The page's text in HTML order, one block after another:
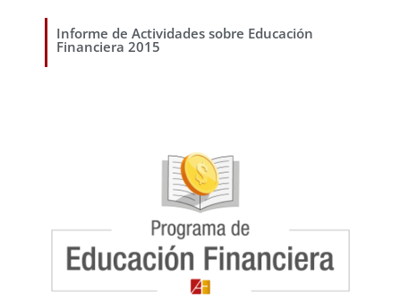
Informe de Actividades sobre Educación
Financiera 2015